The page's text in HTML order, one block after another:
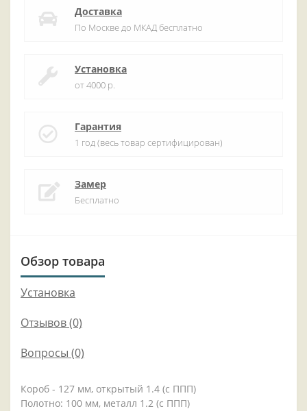
Доставка
По Москве до МКАД бесплатно
Установка
от 4000 р.
Гарантия
1 год (весь товар сертифицирован)
Замер
Бесплатно
Обзор товара
Установка
Отзывов (0)
Вопросы (0)
Короб - 127 мм, открытый 1.4 (с ППП)
Полотно: 100 мм, металл 1.2 (с ППП)